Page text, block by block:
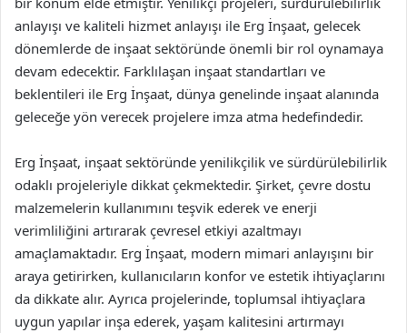
anlayışı ve kaliteli hizmet anlayışı ile Erg İnşaat, gelecek
dönemlerde de inşaat sektöründe önemli bir rol oynamaya
devam edecektir. Farklılaşan inşaat standartları ve
beklentileri ile Erg İnşaat, dünya genelinde inşaat alanında
geleceğe yön verecek projelere imza atma hedefindedir.
Erg İnşaat, inşaat sektöründe yenilikçilik ve sürdürülebilirlik
odaklı projeleriyle dikkat çekmektedir. Şirket, çevre dostu
malzemelerin kullanımını teşvik ederek ve enerji
verimliliğini artırarak çevresel etkiyi azaltmayı
amaçlamaktadır. Erg İnşaat, modern mimari anlayışını bir
araya getirirken, kullanıcıların konfor ve estetik ihtiyaçlarını
da dikkate alır. Ayrıca projelerinde, toplumsal ihtiyaçlara
uygun yapılar inşa ederek, yaşam kalitesini artırmayı